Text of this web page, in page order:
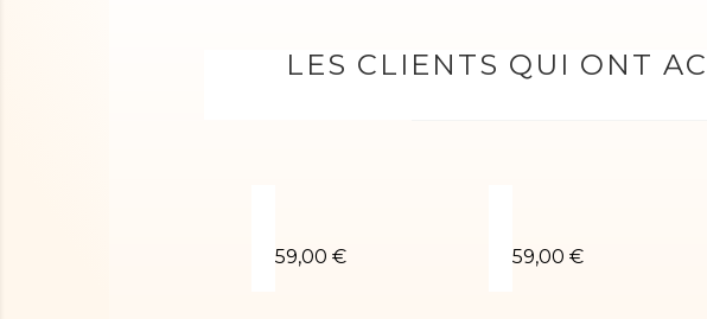
LES CLIENTS QUI ONT
59,00 € 59,00 €